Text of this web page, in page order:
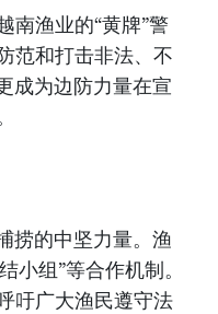
南渔业的“黄牌”警
范和打击非法、不
成为边防力量在宣
捞的中坚力量。渔
小组”等合作机制。
吁广大渔民遵守法